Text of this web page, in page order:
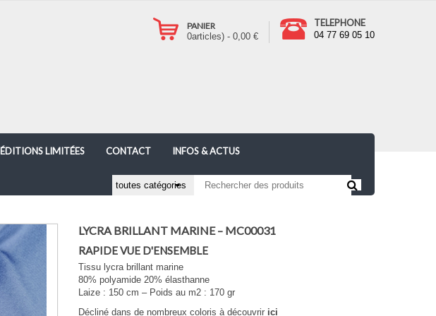
TELEPHONE
04 77 69 05 10
PANIER
0articles) - 0,00 €
ÉDITIONS LIMITÉES CONTACT INFOS & ACTUS
LYCRA BRILLANT MARINE – MC00031
RAPIDE VUE D'ENSEMBLE
Tissu lycra brillant marine
80% polyamide 20% élasthanne
Laize : 150 cm – Poids au m2 : 170 gr
Décliné dans de nombreux coloris à découvrir ici